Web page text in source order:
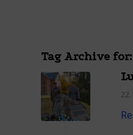
Tag Archive for: